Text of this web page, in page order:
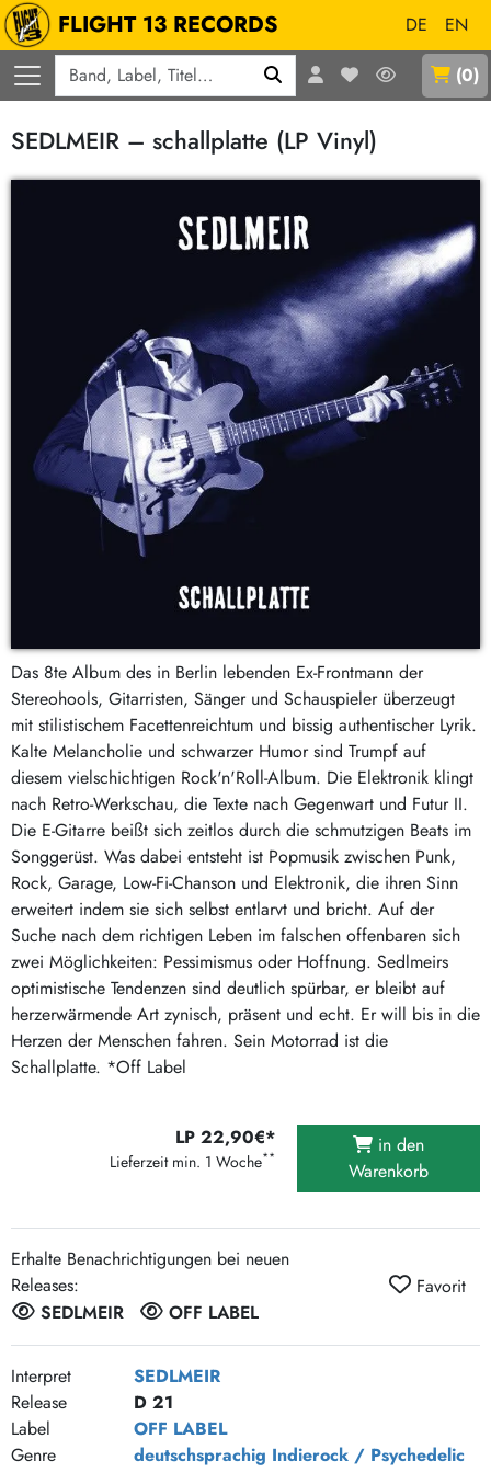
FLIGHT 13 RECORDS DE
EN
(0)
SEDLMEIR – schallplatte (LP Vinyl)
Das 8te Album des in Berlin lebenden Ex-Frontmann der
Stereohools, Gitarristen, Sänger und Schauspieler überzeugt
mit stilistischem Facettenreichtum und bissig authentischer Lyrik.
Kalte Melancholie und schwarzer Humor sind Trumpf auf
diesem vielschichtigen Rock'n'Roll-Album. Die Elektronik klingt
nach Retro-Werkschau, die Texte nach Gegenwart und Futur II.
Die E-Gitarre beißt sich zeitlos durch die schmutzigen Beats im
Songgerüst. Was dabei entsteht ist Popmusik zwischen Punk,
Rock, Garage, Low-Fi-Chanson und Elektronik, die ihren Sinn
erweitert indem sie sich selbst entlarvt und bricht. Auf der
Suche nach dem richtigen Leben im falschen offenbaren sich
zwei Möglichkeiten: Pessimismus oder Hoffnung. Sedlmeirs
optimistische Tendenzen sind deutlich spürbar, er bleibt auf
herzerwärmende Art zynisch, präsent und echt. Er will bis in die
Herzen der Menschen fahren. Sein Motorrad ist die
Schallplatte. *Off Label
LP 22,90€*
Lieferzeit min. 1 Woche**
in den
Warenkorb
Erhalte Benachrichtigungen bei neuen
Releases:
SEDLMEIR
OFF LABEL
Favorit
Interpret
SEDLMEIR
Release
D 21
Label
OFF LABEL
Genre
deutschsprachig Indierock / Psychedelic